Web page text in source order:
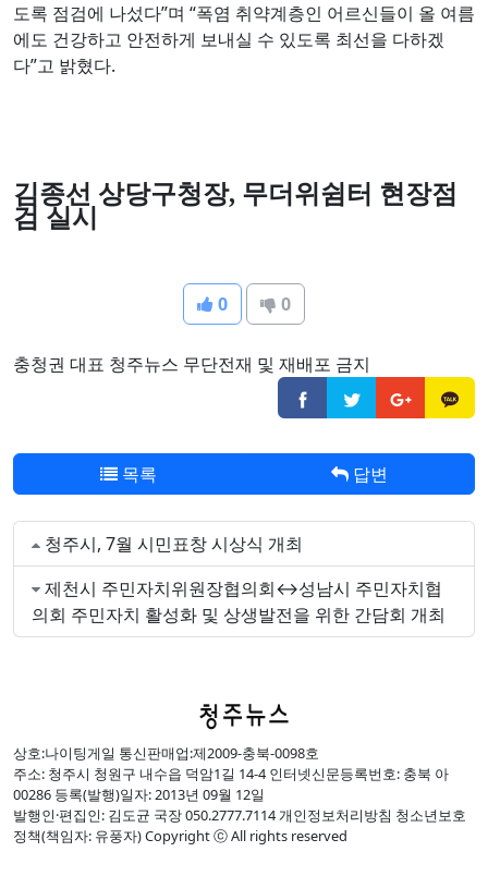
도록 점검에 나섰다”며 “폭염 취약계층인 어르신들이 올 여름
에도 건강하고 안전하게 보내실 수 있도록 최선을 다하겠
다”고 밝혔다.
김종선 상당구청장, 무더위쉼터 현장점
검 실시
0 0
충청권 대표 청주뉴스 무단전재 및 재배포 금지
목록 답변
청주시, 7월 시민표창 시상식 개최
제천시 주민자치위원장협의회↔성남시 주민자치협
의회 주민자치 활성화 및 상생발전을 위한 간담회 개최
상호:나이팅게일 통신판매업:제2009-충북-0098호
주소: 청주시 청원구 내수읍 덕암1길 14-4 인터넷신문등록번호: 충북 아
00286 등록(발행)일자: 2013년 09월 12일
발행인·편집인: 김도균 국장 050.2777.7114 개인정보처리방침 청소년보호
정책(책임자: 유풍자) Copyright ⓒ All rights reserved